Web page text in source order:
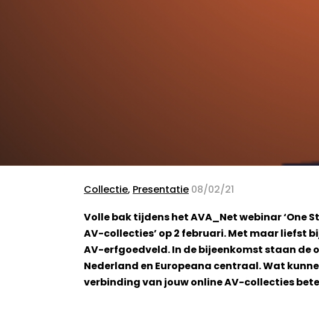
Collectie, Presentatie 08/02/21
Volle bak tijdens het AVA_Net webinar ‘One
AV-collecties’ op 2 februari. Met maar liefst
AV-erfgoedveld. In de bijeenkomst staan de
Nederland en Europeana centraal. Wat
verbinding van jouw online AV-collecties